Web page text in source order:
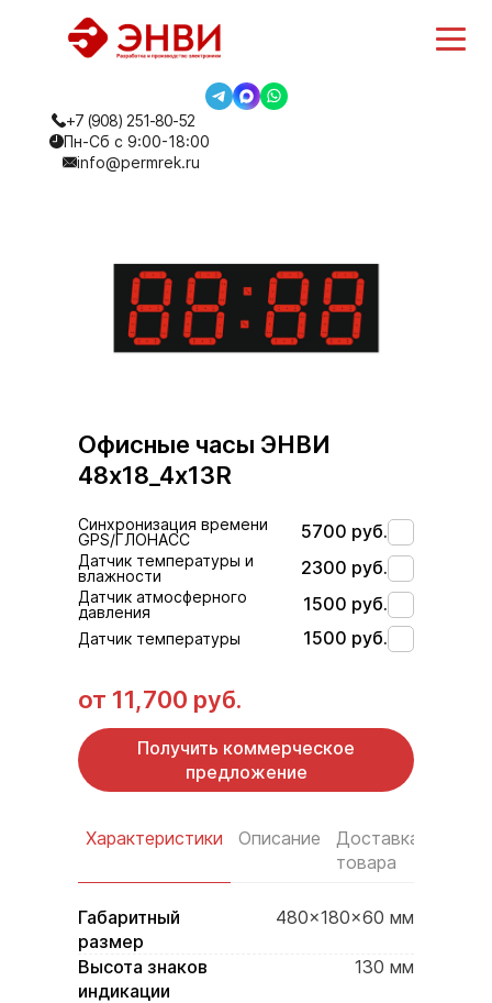
+7 (908) 251-80-52
Пн-Сб с 9:00-18:00
info@permrek.ru
Характеристики Описание
Доставка
товара
Габаритный
размер
480×180×60 мм
Высота знаков
индикации
130 мм
Офисные часы ЭНВИ
48х18_4х13R
от 11,700 руб.
Получить коммерческое
предложение
Синхронизация времени
GPS/ГЛОНАСС
5700 руб.
Датчик температуры и
влажности
2300 руб.
Датчик атмосферного
давления
1500 руб.
Датчик температуры 1500 руб.